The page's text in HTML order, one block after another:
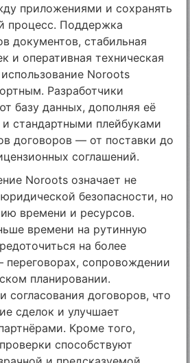
приложениями и сохранять
процесс. Поддержка
документов, стабильная
и оперативная техническая
Noroots
Разработчики
базу данных, дополняя её
стандартными плейбуками
договоров — от поставки до
соглашений.
Noroots означает не
безопасности, но
времени и ресурсов.
времени на рутинную
на более
сопровождении
планировании.
договоров, что
сделок и улучшает
Кроме того,
способствуют